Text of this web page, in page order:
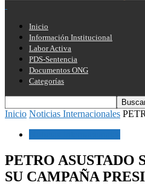
Inicio
Información Institucional
Labor Activa
PDS-Sentencia
Documentos ONG
Categorías
Inicio Noticias Internacionales
PETRO
SU CAMPAÑA